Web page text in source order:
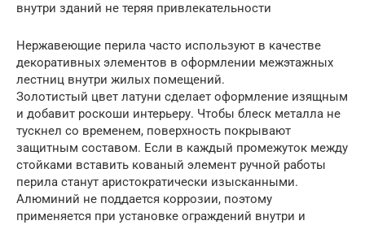
внутри зданий не теряя привлекательности
Нержавеющие перила часто используют в качестве
декоративных элементов в оформлении межэтажных
лестниц внутри жилых помещений.
Золотистый цвет латуни сделает оформление изящным
и добавит роскоши интерьеру. Чтобы блеск металла не
тускнел со временем, поверхность покрывают
защитным составом. Если в каждый промежуток между
стойками вставить кованый элемент ручной работы
перила станут аристократически изысканными.
Алюминий не поддается коррозии, поэтому
применяется при установке ограждений внутри и